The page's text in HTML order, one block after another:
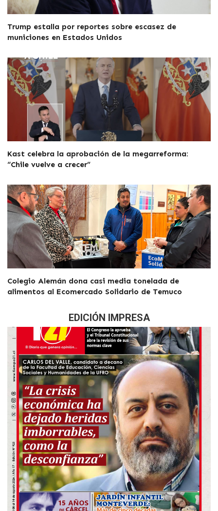
Trump estalla por reportes sobre escasez de
municiones en Estados Unidos
Kast celebra la aprobación de la megarreforma:
“Chile vuelve a crecer”
Colegio Alemán dona casi media tonelada de
alimentos al Ecomercado Solidario de Temuco
EDICIÓN IMPRESA